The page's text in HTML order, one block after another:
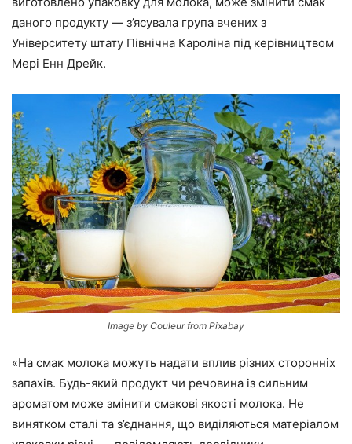
даного продукту — з’ясувала група вчених з
Університету штату Північна Кароліна під керівництвом
Мері Енн Дрейк.
Image by Couleur from Pixabay
«На смак молока можуть надати вплив різних сторонніх
запахів. Будь-який продукт чи речовина із сильним
ароматом може змінити смакові якості молока. Не
винятком сталі та з’єднання, що виділяються матеріалом